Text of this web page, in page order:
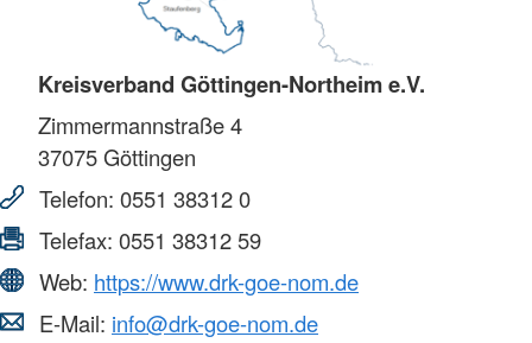
Kreisverband Göttingen-Northeim e.V.
Zimmermannstraße 4
37075Göttingen
Telefon: 0551 38312 0
Telefax: 0551 38312 59
Web: https://www.drk-goe-nom.de
E-Mail: info@drk-goe-nom.de